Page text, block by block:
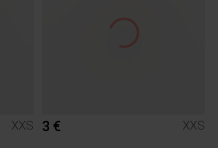
XXS
3 € XXS